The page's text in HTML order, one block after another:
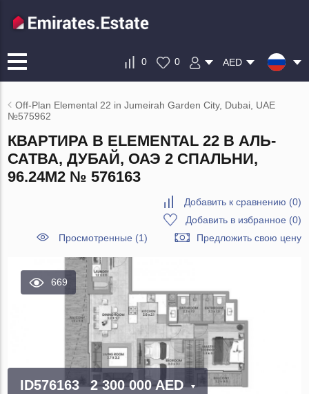
0 0 AED
Off-Plan Elemental 22 in Jumeirah Garden City, Dubai, UAE
№575962
КВАРТИРА В ELEMENTAL 22 В АЛЬ-
САТВА, ДУБАЙ, ОАЭ 2 СПАЛЬНИ,
96.24М2 № 576163
Добавить к сравнению (0)
Добавить в избранное (0)
Просмотренные (1)
Предложить свою цену
669
ID576163 2 300 000 AED